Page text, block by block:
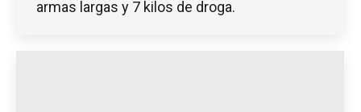
armas largas y 7 kilos de droga.